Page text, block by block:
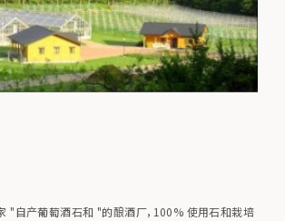
"自产葡萄酒石和 "的酿酒厂，100% 使用石和栽培